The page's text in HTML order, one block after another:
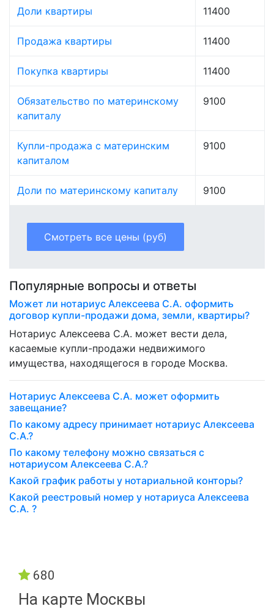
Доли квартиры 11400
Продажа квартиры 11400
Покупка квартиры 11400
Обязательство по материнскому
капиталу
9100
Купли-продажа с материнским
капиталом
9100
Доли по материнскому капиталу 9100
Смотреть все цены (руб)
Популярные вопросы и ответы
Может ли нотариус Алексеева С.А. оформить
договор купли-продажи дома, земли, квартиры?
Нотариус Алексеева С.А. может вести дела,
касаемые купли-продажи недвижимого
имущества, находящегося в городе Москва.
Нотариус Алексеева С.А. может оформить
завещание?
По какому адресу принимает нотариус Алексеева
С.А.?
По какому телефону можно связаться с
нотариусом Алексеева С.А.?
Какой график работы у нотариальной конторы?
Какой реестровый номер у нотариуса Алексеева
С.А. ?
680
На карте Москвы